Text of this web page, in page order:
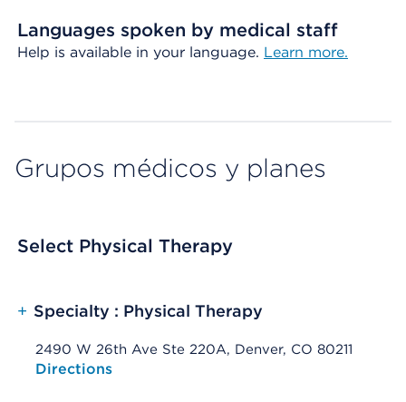
Languages spoken by medical staff
Help is available in your language. Learn more.
Grupos médicos y planes
Select Physical Therapy
+ Specialty : Physical Therapy
2490 W 26th Ave Ste 220A, Denver, CO 80211
Opens native map application on mobile devices
Directions